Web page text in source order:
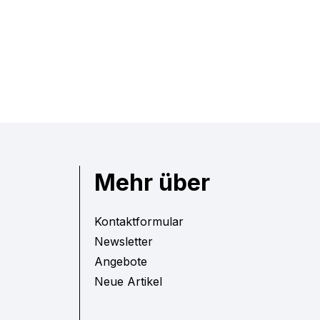
Mehr über
Kontaktformular
Newsletter
Angebote
Neue Artikel